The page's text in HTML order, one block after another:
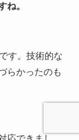
ね。
す。技術的な
らかったのも